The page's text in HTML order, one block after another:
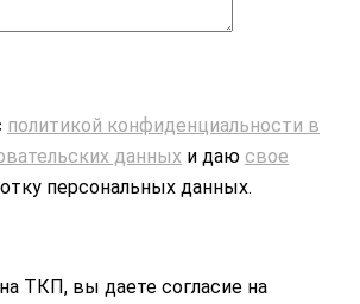
политикой конфиденциальности в
данных и даю свое
персональных данных.
ТКП, вы даете согласие на